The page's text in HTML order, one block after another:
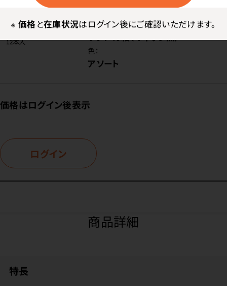
※ 価格と在庫状況はログイン後にご確認いただけます。
在庫：○
種類：
ソフト40箱（キャップ無）
色：
アソート
価格はログイン後表示
ログイン
商品詳細
特長